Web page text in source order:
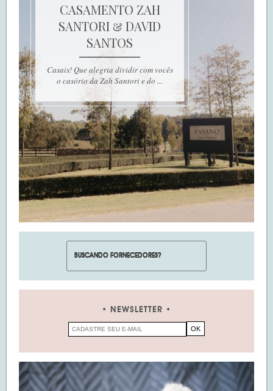
CASAMENTO ZAH
SANTORI & DAVID
SANTOS
Casais! Que alegria dividir com vocês
o casório da Zah Santori e do ...
NEWSLETTER